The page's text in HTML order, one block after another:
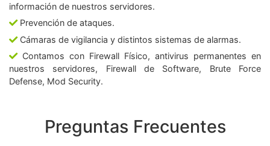
información de nuestros servidores.
Prevención de ataques.
Cámaras de vigilancia y distintos sistemas de alarmas.
Contamos con Firewall Físico, antivirus permanentes en
nuestros servidores, Firewall de Software, Brute Force
Defense, Mod Security.
Preguntas Frecuentes